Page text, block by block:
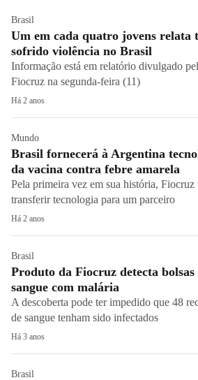
Brasil
Um em cada quatro jovens relata
sofrido violência no Brasil
Informação está em relatório divulgado
Fiocruz na segunda-feira (11)
Há 2 anos
Mundo
Brasil fornecerá à Argentina
da vacina contra febre amarela
Pela primeira vez em sua história, Fiocruz
transferir tecnologia para um parceiro
Há 2 anos
Brasil
Produto da Fiocruz detecta bolsas
sangue com malária
A descoberta pode ter impedido que 48
de sangue tenham sido infectados
Há 3 anos
Brasil